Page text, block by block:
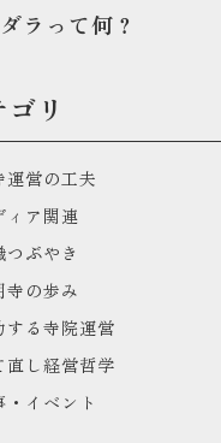
ラって何？
リ
運営の工夫
ィア関連
つぶやき
寺の歩み
する寺院運営
直し経営哲学
・イベント